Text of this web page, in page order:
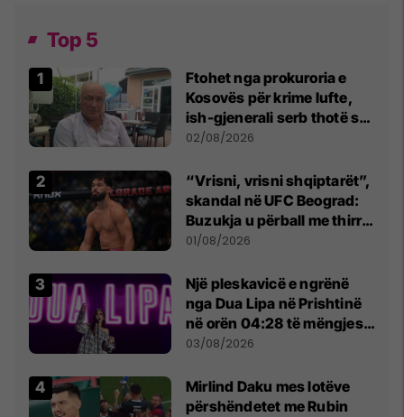
Top 5
Ftohet nga prokuroria e
Kosovës për krime lufte,
ish-gjenerali serb thotë se
dikush e tradhtoi në
02/08/2026
“Vrisni, vrisni shqiptarët”,
skandal në UFC Beograd:
Buzukja u përball me thirrje
anti-shqiptare nga
01/08/2026
Një pleskavicë e ngrënë
nga Dua Lipa në Prishtinë
në orën 04:28 të mëngjesit
- dhe bota digjitale serbe
03/08/2026
Mirlind Daku mes lotëve
përshëndetet me Rubin